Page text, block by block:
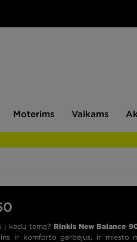
Moterims Vaikams
į kedų temą?Rinkis New Balance
ir komforto gerbėjus, ir